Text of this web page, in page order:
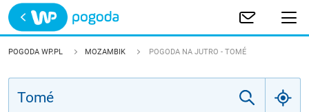
Trwa ładowanie
POLSKA
POGODA WP.PL MOZAMBIK POGODA NA JUTRO - TOMÉ